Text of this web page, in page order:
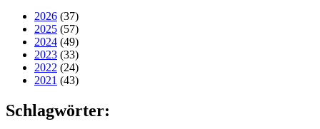
2026 (37)
2025 (57)
2024 (49)
2023 (33)
2022 (24)
2021 (43)
Schlagwörter: